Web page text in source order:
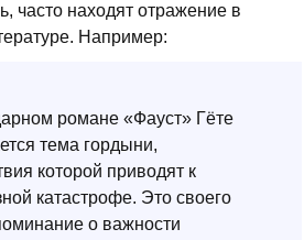
часто находят отражение в
Например:
романе «Фауст» Гёте
тема гордыни,
которой приводят к
катастрофе. Это своего
о важности